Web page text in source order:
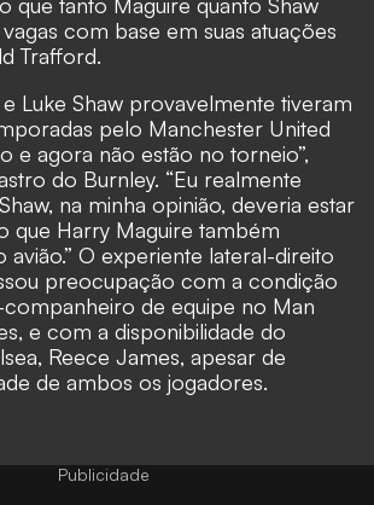
com base em suas atuações
Trafford.
Luke Shaw provavelmente tiveram
pelo Manchester United
e agora não estão no torneio”,
do Burnley. “Eu realmente
na minha opinião, deveria estar
que Harry Maguire também
avião.” O experiente lateral-direito
preocupação com a condição
companheiro de equipe no Man
e com a disponibilidade do
Reece James, apesar de
de ambos os jogadores.